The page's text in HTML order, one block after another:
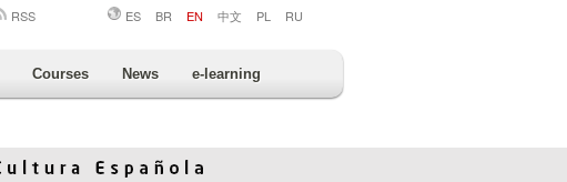
RSS ES BR EN 中文 PL RU
Courses News e-learning